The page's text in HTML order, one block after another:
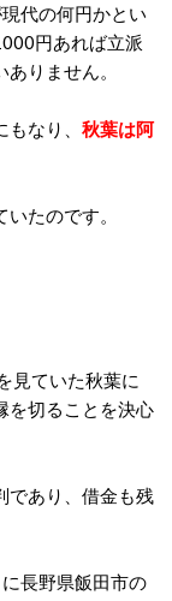
代の何円かとい
円あれば立派
りません。
なり、 秋葉は阿
たのです。
見ていた秋葉に
を切ることを決心
であり、借金も残
長野県飯田市の